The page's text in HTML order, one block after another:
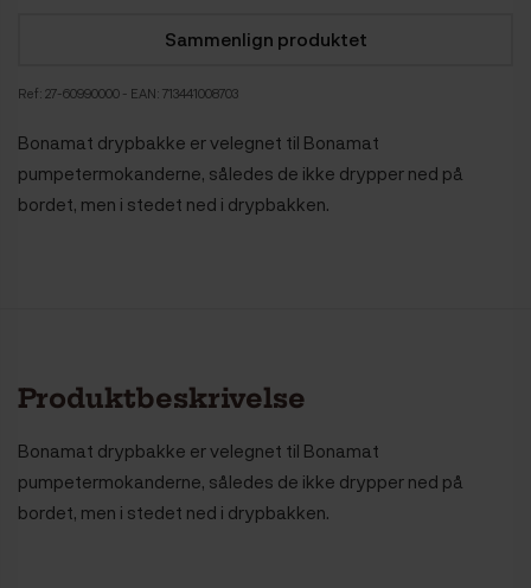
Sammenlign produktet
Ref: 27-60990000 - EAN: 713441008703
Bonamat drypbakke er velegnet til Bonamat
pumpetermokanderne, således de ikke drypper ned på
bordet, men i stedet ned i drypbakken.
Produktbeskrivelse
Bonamat drypbakke er velegnet til Bonamat
pumpetermokanderne, således de ikke drypper ned på
bordet, men i stedet ned i drypbakken.